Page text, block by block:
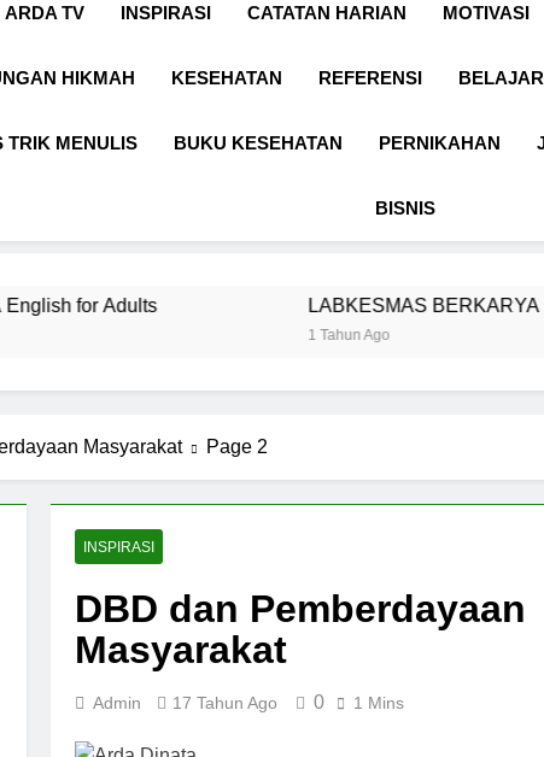
ARDA TV INSPIRASI CATATAN HARIAN MOTIVASI
HIKMAH KESEHATAN REFERENSI
TRIK MENULIS BUKU KESEHATAN PERNIKAHAN
BISNIS
LABKESMAS BERKARYA & BERDAYA
Masyarakat Page 2
INSPIRASI
DBD dan Pemberdayaan
Masyarakat
Admin 17 Tahun Ago 0 1 Mins